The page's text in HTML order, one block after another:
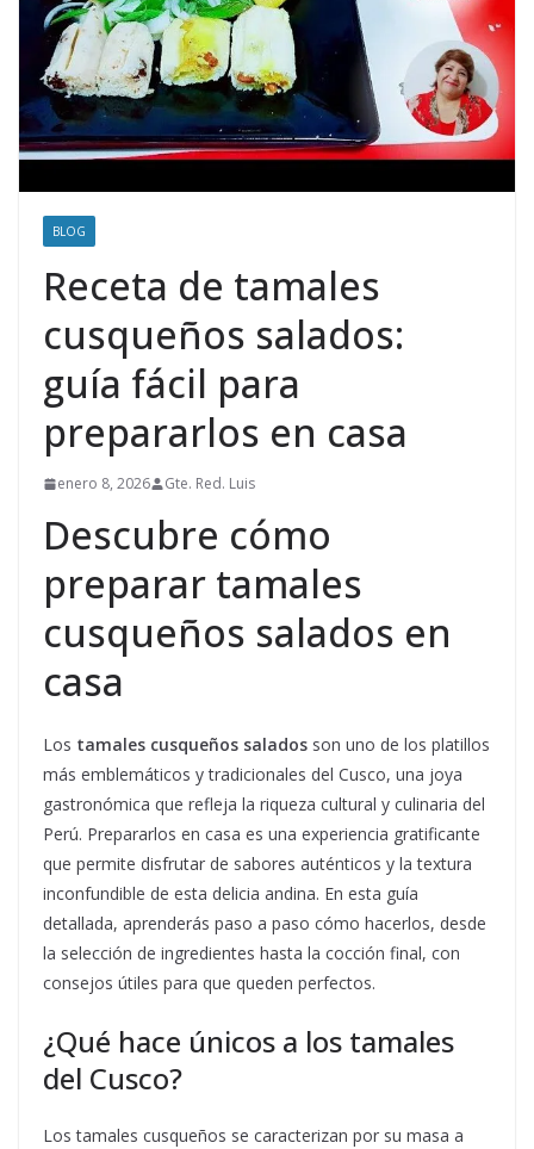
BLOG
Receta de tamales
cusqueños salados:
guía fácil para
prepararlos en casa
enero 8, 2026 Gte. Red. Luis
Descubre cómo
preparar tamales
cusqueños salados en
casa
Los tamales cusqueños salados son uno de los platillos
más emblemáticos y tradicionales del Cusco, una joya
gastronómica que refleja la riqueza cultural y culinaria del
Perú. Prepararlos en casa es una experiencia gratificante
que permite disfrutar de sabores auténticos y la textura
inconfundible de esta delicia andina. En esta guía
detallada, aprenderás paso a paso cómo hacerlos, desde
la selección de ingredientes hasta la cocción final, con
consejos útiles para que queden perfectos.
¿Qué hace únicos a los tamales
del Cusco?
Los tamales cusqueños se caracterizan por su masa a